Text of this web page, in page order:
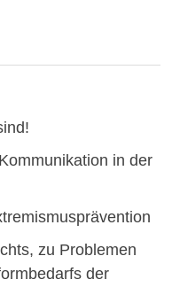
in der
zu Problemen
der